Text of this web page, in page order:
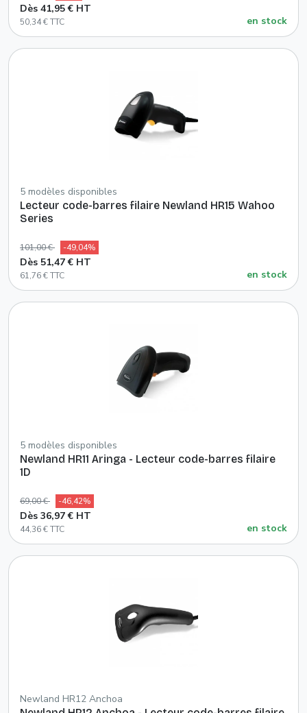
Dès 41,95 € HT
50,34 € TTC en stock
5 modèles disponibles
Lecteur code-barres filaire Newland HR15 Wahoo
Series
101,00 € -49,04%
Dès 51,47 € HT
61,76 € TTC en stock
5 modèles disponibles
Newland HR11 Aringa - Lecteur code-barres filaire
1D
69,00 € -46,42%
Dès 36,97 € HT
44,36 € TTC en stock
Newland HR12 Anchoa